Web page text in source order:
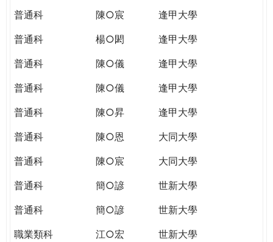
普通科 陳○宸
逢甲大學
普通科
楊○閎
逢甲大學
普通科
陳○儀
逢甲大學
普通科
陳○儀
逢甲大學
普通科
陳○昇
逢甲大學
普通科
陳○恩
大同大學
普通科
陳○宸
大同大學
普通科
簡○諺
世新大學
普通科
簡○諺
世新大學
職業類科
江○宏
世新大學